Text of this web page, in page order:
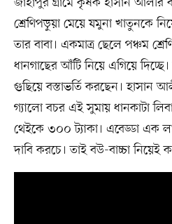
শ্রেণিপড়ুয়া মেয়ে যমুনা খাতুনকে
তার বাবা। একমাত্র ছেলে পঞ্চম
ধানগাছের আঁটি নিয়ে এগিয়ে দিচ্ছে।
গুছিয়ে বস্তাভর্তি করছেন। হাসান
গ্যালো বচর এই সুমায় ধানকাটা
থেইকে ৩০০ ট্যাকা। এবেড্ডা এক
দাবি করচে। তাই বউ-বাচ্চা নিয়েই